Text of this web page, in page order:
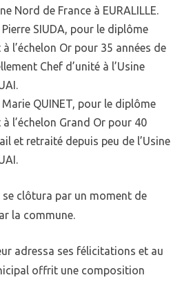
Nord de France à EURALILLE.
SIUDA, pour le diplôme
l’échelon Or pour 35 années de
Chef d’unité à l’Usine
QUINET, pour le diplôme
l’échelon Grand Or pour 40
et retraité depuis peu de l’Usine
clôtura par un moment de
la commune.
adressa ses félicitations et au
offrit une composition